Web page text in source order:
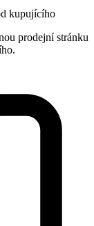
kupujícího
prodejní stránku